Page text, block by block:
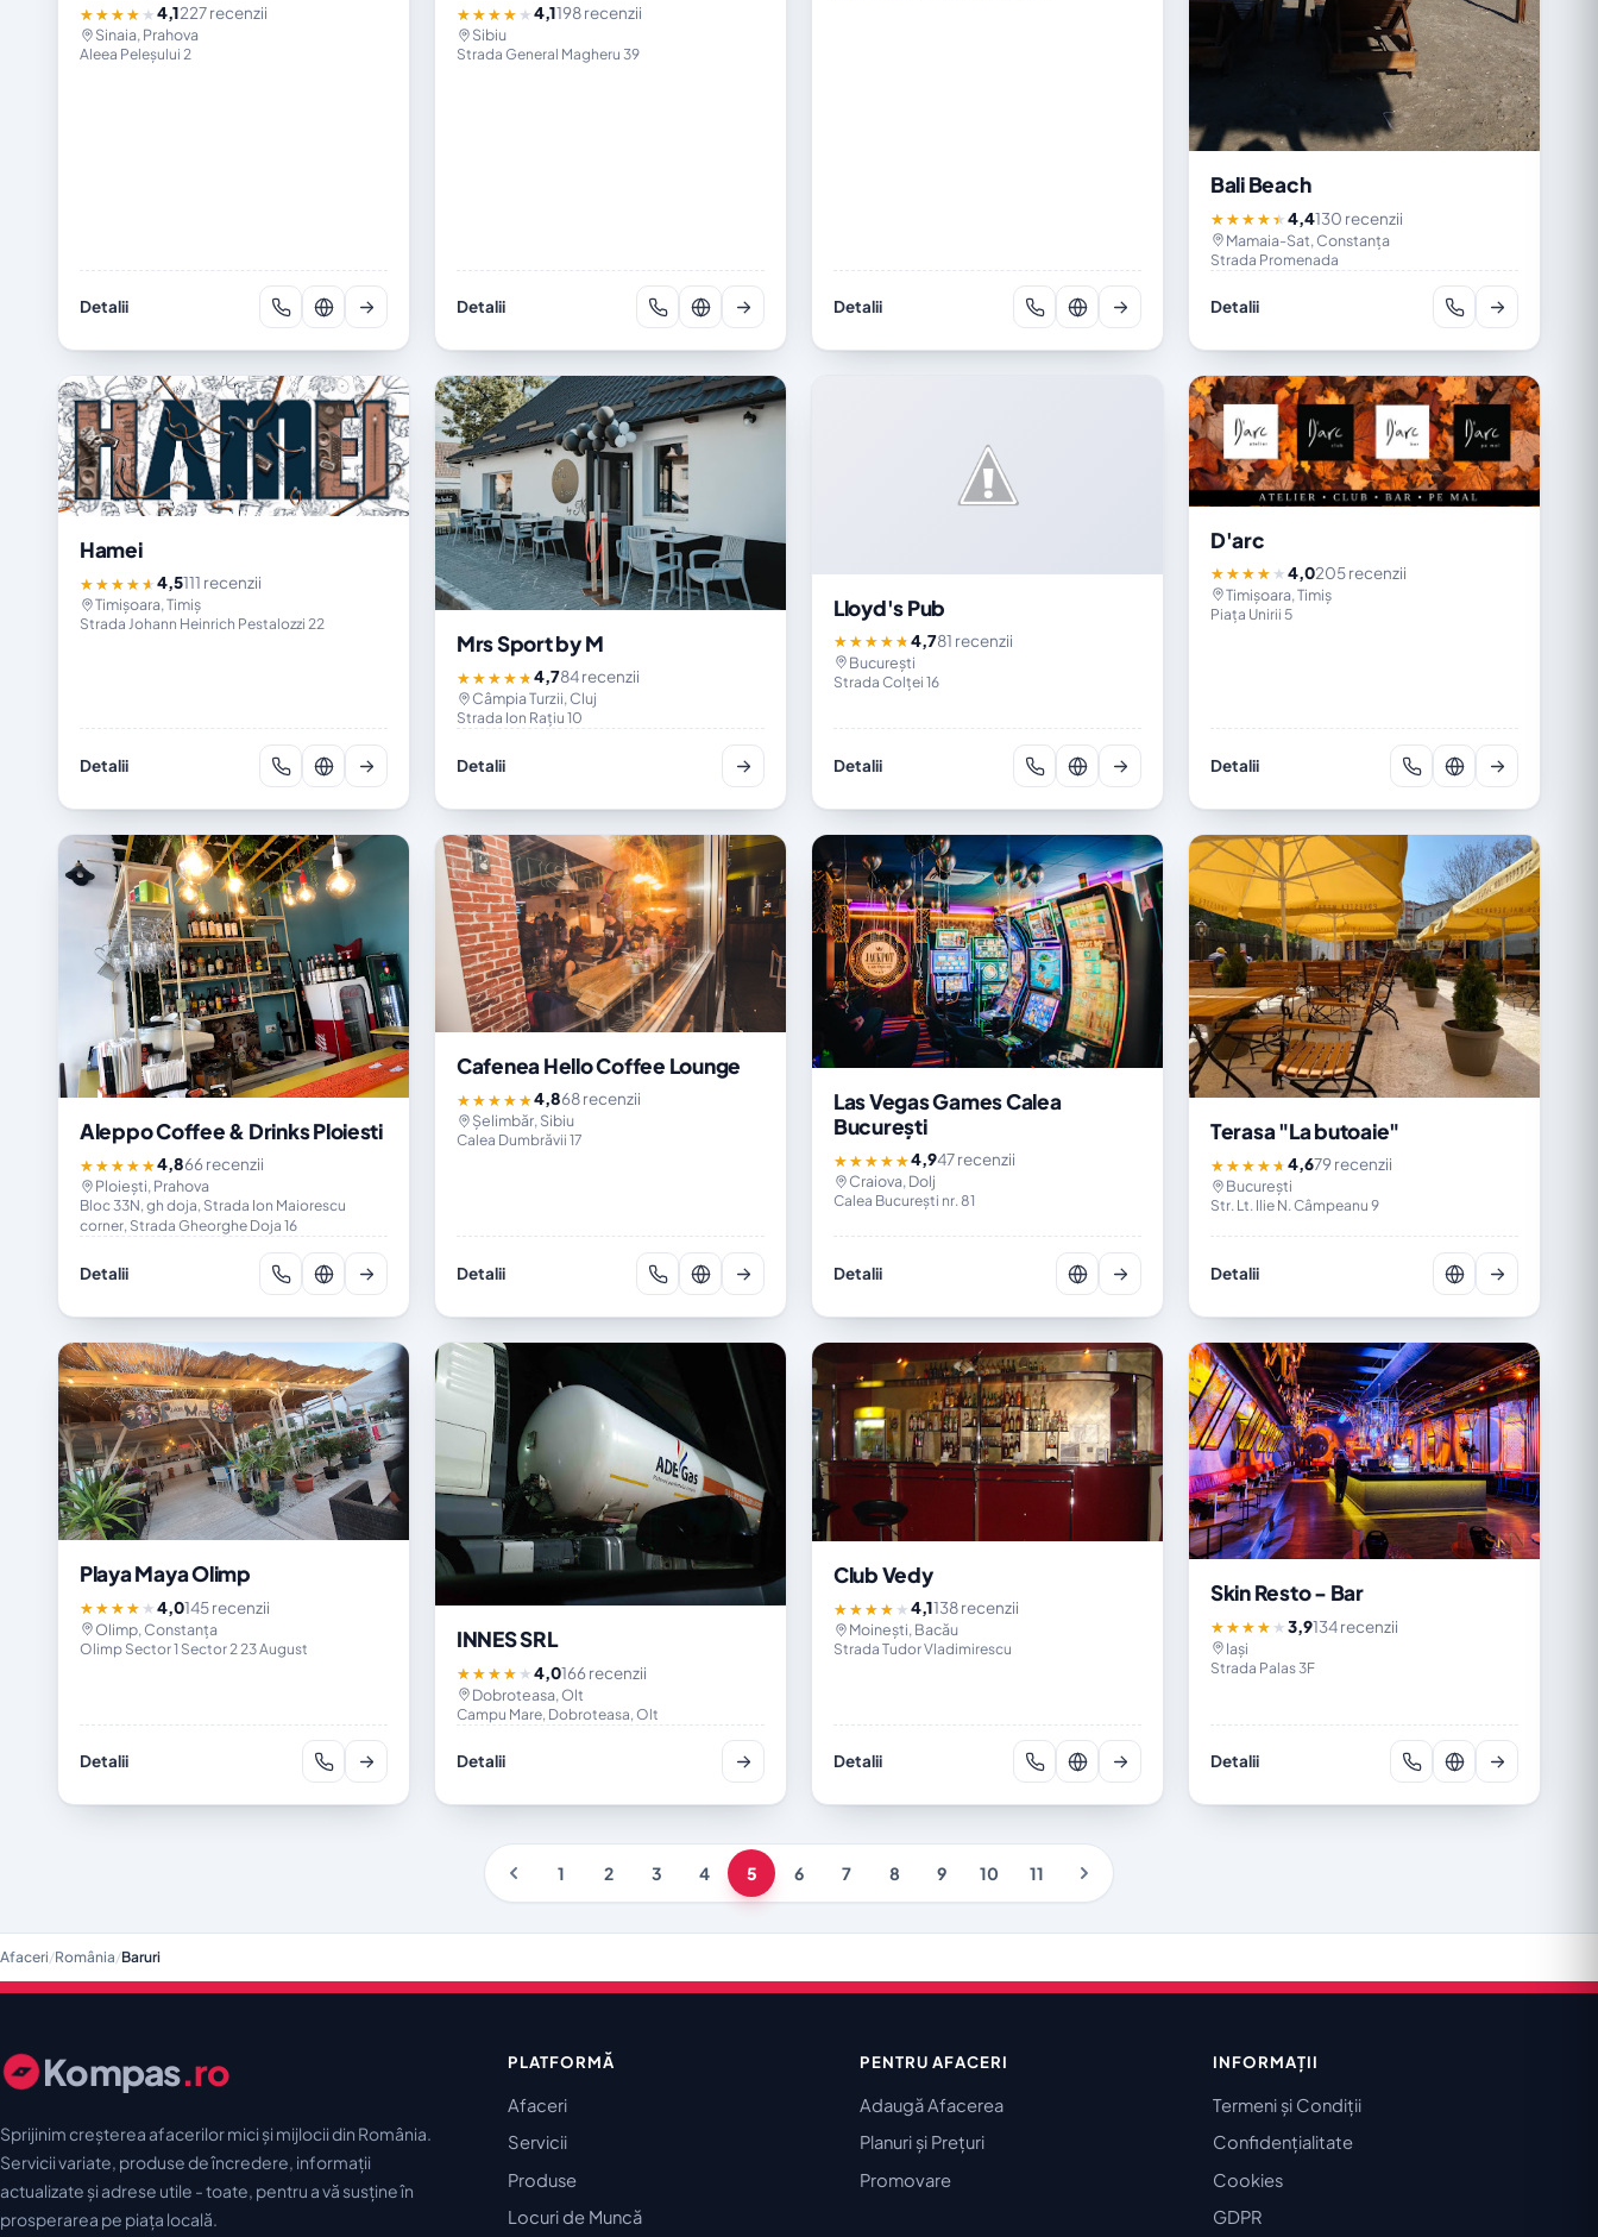
★★★★★4,1227 recenzii
Sinaia, Prahova
Aleea Peleșului 2
Detalii
★★★★★4,1198 recenzii
Sibiu
Strada General Magheru 39
Detalii Detalii
Bali Beach
★★★★★4,4130 recenzii
Mamaia-Sat, Constanța
Strada Promenada
Detalii
Hamei
★★★★★4,5111 recenzii
Timișoara, Timiș
Strada Johann Heinrich Pestalozzi 22
Detalii
Mrs Sport by M
★★★★★4,784 recenzii
Câmpia Turzii, Cluj
Strada Ion Raţiu 10
Detalii
Lloyd's Pub
★★★★★4,781 recenzii
București
Strada Colței 16
Detalii
D'arc
★★★★★4,0205 recenzii
Timișoara, Timiș
Piața Unirii 5
Detalii
Aleppo Coffee & Drinks Ploiesti
★★★★★4,866 recenzii
Ploiești, Prahova
Bloc 33N, gh doja, Strada Ion Maiorescu
corner, Strada Gheorghe Doja 16
Detalii
Cafenea Hello Coffee Lounge
★★★★★4,868 recenzii
Șelimbăr, Sibiu
Calea Dumbrăvii 17
Detalii
Las Vegas Games Calea
București
★★★★★4,947 recenzii
Craiova, Dolj
Calea București nr. 81
Detalii
Terasa "La butoaie"
★★★★★4,679 recenzii
București
Str. Lt. Ilie N. Câmpeanu 9
Detalii
Playa Maya Olimp
★★★★★4,0145 recenzii
Olimp, Constanța
Olimp Sector 1 Sector 2 23 August
Detalii
INNES SRL
★★★★★4,0166 recenzii
Dobroteasa, Olt
Campu Mare, Dobroteasa, Olt
Detalii
Club Vedy
★★★★★4,1138 recenzii
Moinești, Bacău
Strada Tudor Vladimirescu
Detalii
Skin Resto - Bar
★★★★★3,9134 recenzii
Iași
Strada Palas 3F
Detalii
1 2 3 4 5 6 7 8 9 10 11
Afaceri/România/Baruri
Kompas.ro
Sprijinim creșterea afacerilor mici și mijlocii din România.
Servicii variate, produse de încredere, informații
actualizate și adrese utile - toate, pentru a vă susține în
prosperarea pe piața locală.
PLATFORMĂ
Afaceri
Servicii
Produse
Locuri de Muncă
PENTRU AFACERI
Adaugă Afacerea
Planuri și Prețuri
Promovare
INFORMAȚII
Termeni și Condiții
Confidențialitate
Cookies
GDPR